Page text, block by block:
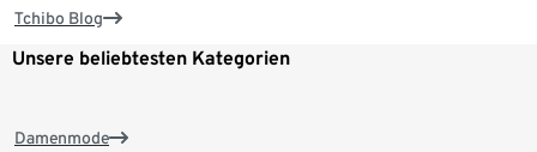
Tchibo Blog
Unsere beliebtesten Kategorien
Damenmode